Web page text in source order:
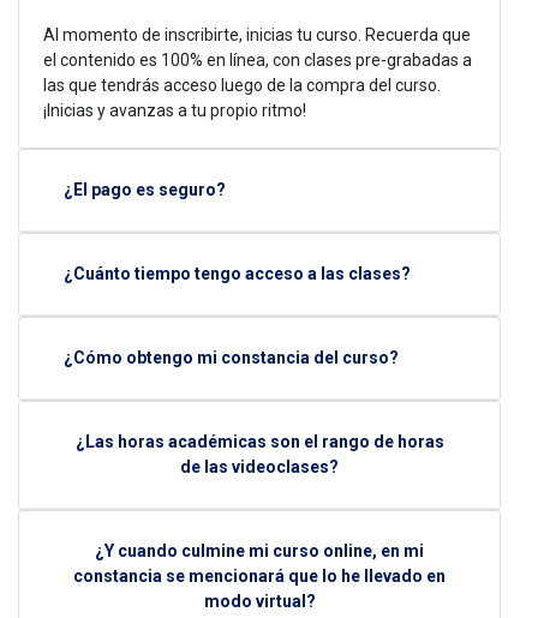
Al momento de inscribirte, inicias tu curso. Recuerda que
el contenido es 100% en línea, con clases pre-grabadas a
las que tendrás acceso luego de la compra del curso.
¡Inicias y avanzas a tu propio ritmo!
¿El pago es seguro?
¿Cuánto tiempo tengo acceso a las clases?
¿Cómo obtengo mi constancia del curso?
¿Las horas académicas son el rango de horas
de las videoclases?
¿Y cuando culmine mi curso online, en mi
constancia se mencionará que lo he llevado en
modo virtual?